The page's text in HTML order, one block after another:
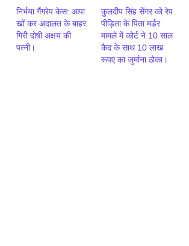
निर्भया गैंगरेप केस: आपा
खों कर अदालत के बाहर
गिरी दोषी अक्षय की
पत्नी।
कुलदीप सिंह सेंगर को रेप
पीड़िता के पिता मर्डर
मामले में कोर्ट ने 10 साल
कैद के साथ 10 लाख
रूपए का जुर्माना ठोका।